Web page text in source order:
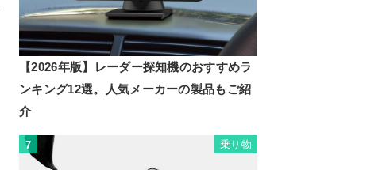
【2026年版】レーダー探知機のおすすめラ
ンキング12選。人気メーカーの製品もご紹
介
7 乗り物